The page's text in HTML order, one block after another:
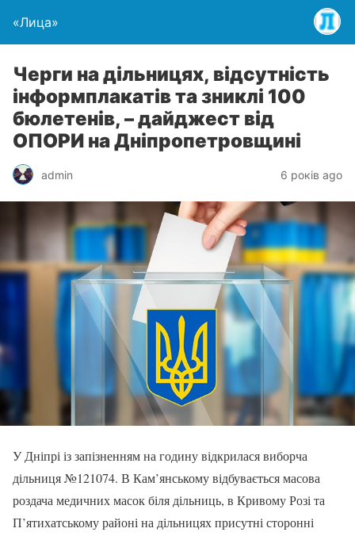
«Лица»
Черги на дільницях, відсутність
інформплакатів та зниклі 100
бюлетенів, – дайджест від
ОПОРИ на Дніпропетровщині
admin 6 років ago
У Дніпрі із запізненням на годину відкрилася виборча
дільниця №121074. В Кам’янському відбувається масова
роздача медичних масок біля дільниць, в Кривому Розі та
П’ятихатському районі на дільницях присутні сторонні